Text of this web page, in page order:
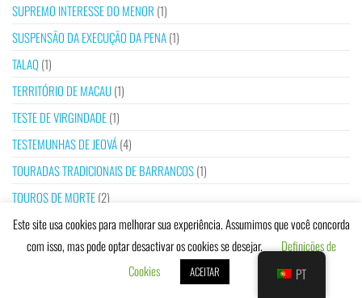
SUPREMO INTERESSE DO MENOR (1)
SUSPENSÃO DA EXECUÇÃO DA PENA(1)
TALAQ(1)
TERRITÓRIO DE MACAU(1)
TESTE DE VIRGINDADE(1)
TESTEMUNHAS DE JEOVÁ(4)
TOURADAS TRADICIONAIS DE BARRANCOS(1)
TOUROS DE MORTE(2)
TRABALHADOR MIGRANTE(2)
TRABALHO DOMÉSTICO(1)
Este site usa cookies para melhorar sua experiência. Assumimos que você concorda
com isso, mas pode optar desactivar os cookies se desejar.
Definições de
Cookies
ACEITAR PT